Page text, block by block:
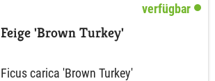
verfügbar
Feige 'Brown Turkey'
Ficus carica 'Brown Turkey'